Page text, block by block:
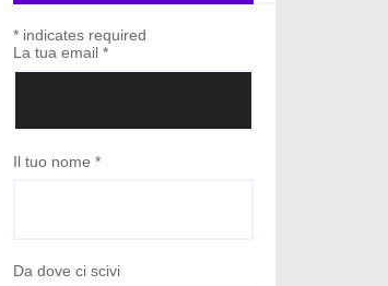
*indicates required
La tua email *
Il tuo nome *
Da dove ci scivi